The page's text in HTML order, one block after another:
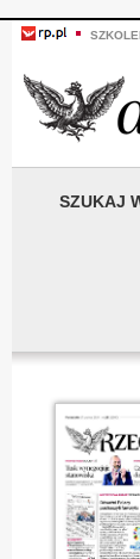
SZUKAJ